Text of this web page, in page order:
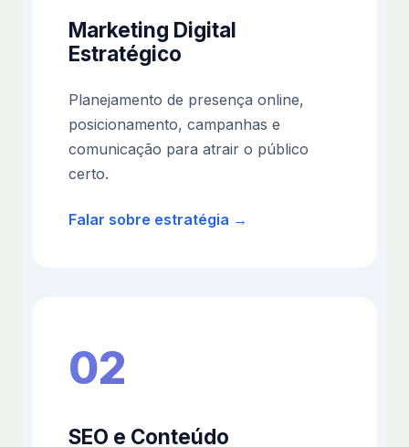
Marketing Digital
Estratégico
Planejamento de presença online,
posicionamento, campanhas e
comunicação para atrair o público
certo.
Falar sobre estratégia →
02
SEO e Conteúdo